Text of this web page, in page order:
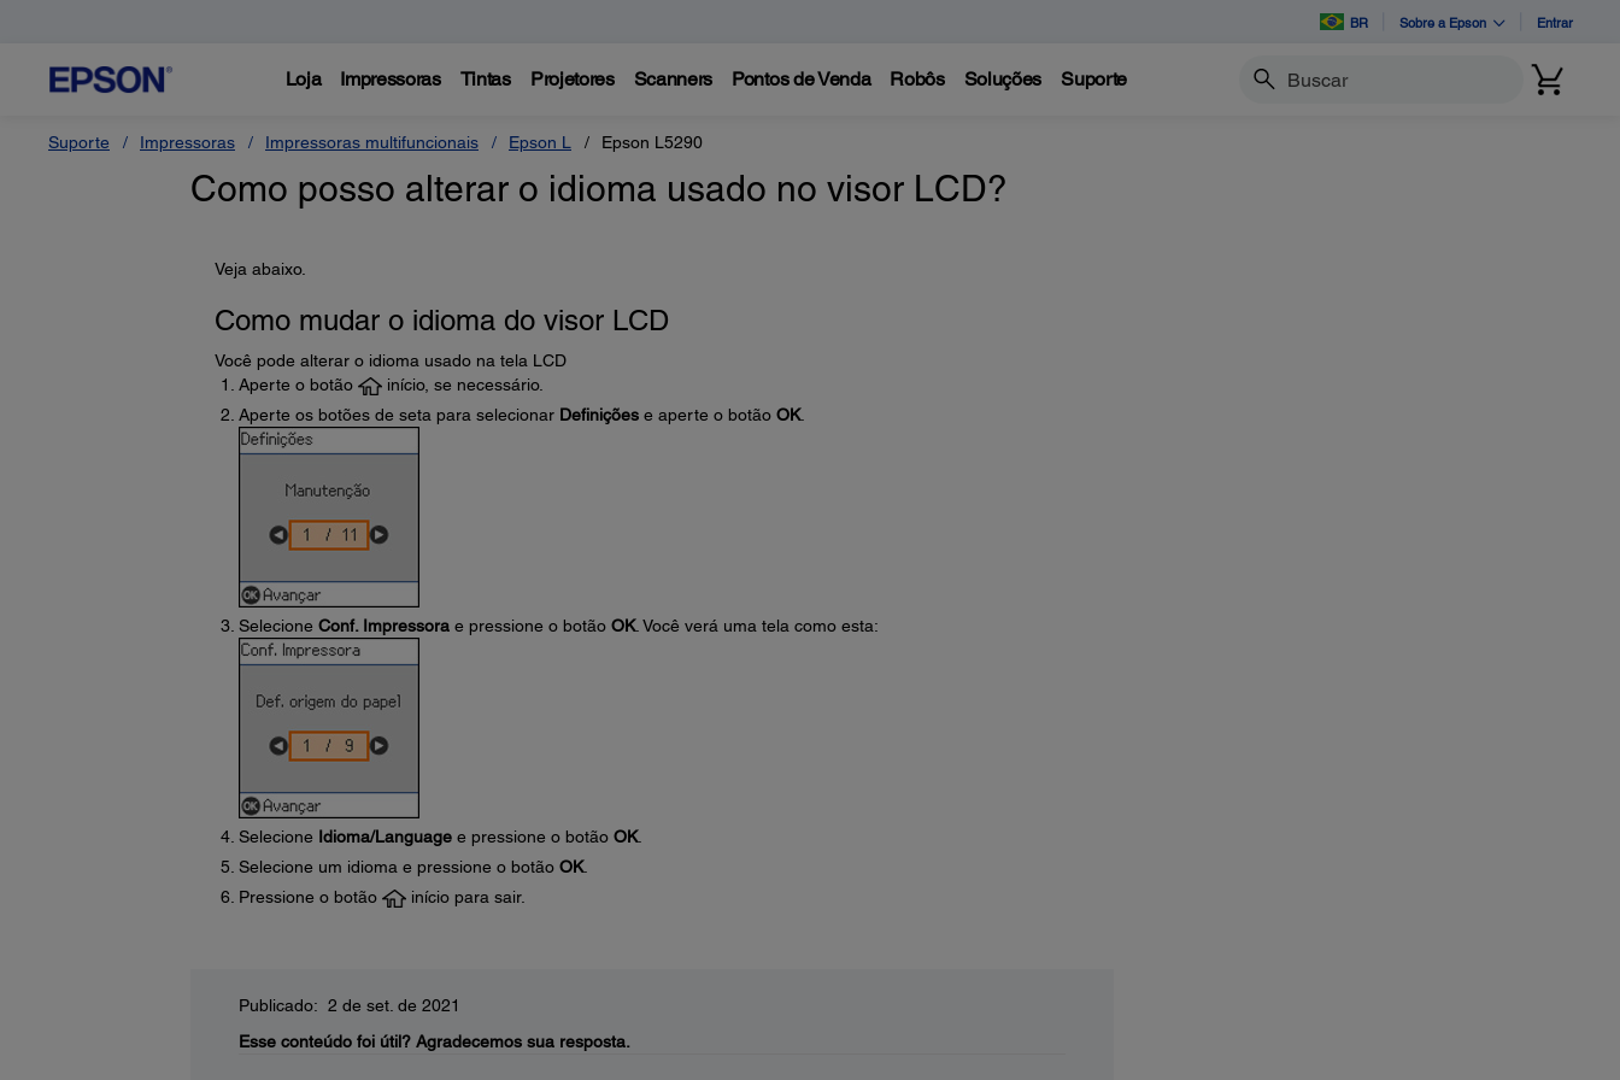
BR Sobre a Epson Entrar
Loja Impressoras Tintas Projetores Scanners Pontos de Venda Robôs Soluções Suporte Buscar
Suporte Impressoras Impressoras multifuncionais Epson L Epson L5290
Como posso alterar o idioma usado no visor LCD?
Veja abaixo.
Como mudar o idioma do visor LCD
Você pode alterar o idioma usado na tela LCD
Aperte o botão
início, se necessário.
Aperte os botões de seta para selecionar Definiçõese aperte o botão OK.
Selecione Conf. Impressorae pressione o botão OK. Você verá uma tela como esta:
Selecione Idioma/Languagee pressione o botão OK.
Selecione um idioma e pressione o botão OK.
Pressione o botão
início para sair.
Publicado: 2 de set. de 2021
Esse conteúdo foi útil? Agradecemos sua resposta.